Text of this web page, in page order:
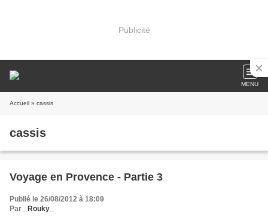
Publicité
MENU
Accueil » cassis
cassis
Voyage en Provence - Partie 3
Publié le 26/08/2012 à 18:09
Par
_Rouky_